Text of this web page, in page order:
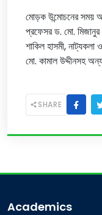
মোড়ক উন্মোচনের সময়
প্রফেসর ড. মো.
শাকিল হাসমী, নাট্যকলা
মো. কামাল উদ্দীনসহ
SHARE
Academics